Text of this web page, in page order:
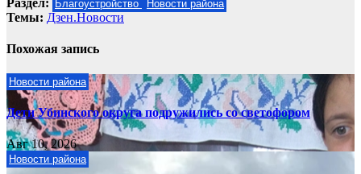
Раздел: Благоустройство Новости района
Темы: Дзен.Новости
Похожая запись
Новости района
Дети Убинского округа подружились со светофором
Авг 10, 2026
Новости района